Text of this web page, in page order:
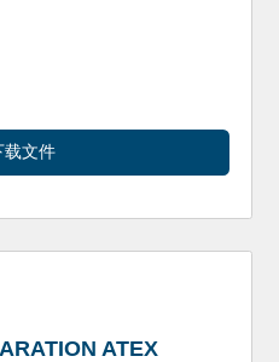
载文件
ATEX